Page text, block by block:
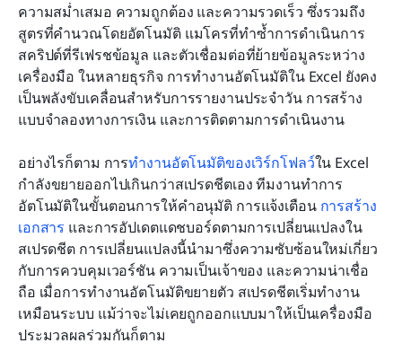
ความสม่ำเสมอ ความถูกต้อง และความรวดเร็ว ซึ่งรวมถึง
สูตรที่คำนวณโดยอัตโนมัติ แมโครที่ทำซ้ำการดำเนินการ
สคริปต์ที่รีเฟรชข้อมูล และตัวเชื่อมต่อที่ย้ายข้อมูลระหว่าง
เครื่องมือ ในหลายธุรกิจ การทำงานอัตโนมัติใน Excel ยังคง
เป็นพลังขับเคลื่อนสำหรับการรายงานประจำวัน การสร้าง
แบบจำลองทางการเงิน และการติดตามการดำเนินงาน
อย่างไรก็ตาม การทำงานอัตโนมัติของเวิร์กโฟลว์ใน Excel
กำลังขยายออกไปเกินกว่าสเปรดชีตเอง ทีมงานทำการ
อัตโนมัติในขั้นตอนการให้คำอนุมัติ การแจ้งเตือน การสร้าง
เอกสาร และการอัปเดตแดชบอร์ดตามการเปลี่ยนแปลงใน
สเปรดชีต การเปลี่ยนแปลงนี้นำมาซึ่งความซับซ้อนใหม่เกี่ยว
กับการควบคุมเวอร์ชัน ความเป็นเจ้าของ และความน่าเชื่อ
ถือ เมื่อการทำงานอัตโนมัติขยายตัว สเปรดชีตเริ่มทำงาน
เหมือนระบบ แม้ว่าจะไม่เคยถูกออกแบบมาให้เป็นเครื่องมือ
ประมวลผลร่วมกันก็ตาม